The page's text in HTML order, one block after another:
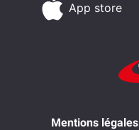
App store
Mentions légales